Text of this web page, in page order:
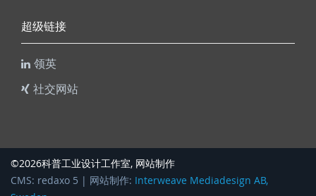
超级链接
领英
社交网站
©2026科普工业设计工作室, 网站制作
CMS: redaxo 5 | 网站制作: Interweave Mediadesign AB,